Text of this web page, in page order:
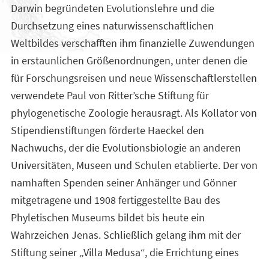
Darwin begründeten Evolutionslehre und die
Durchsetzung eines naturwissenschaftlichen
Weltbildes verschafften ihm finanzielle Zuwendungen
in erstaunlichen Größenordnungen, unter denen die
für Forschungsreisen und neue Wissenschaftlerstellen
verwendete Paul von Ritter’sche Stiftung für
phylogenetische Zoologie herausragt. Als Kollator von
Stipendienstiftungen förderte Haeckel den
Nachwuchs, der die Evolutionsbiologie an anderen
Universitäten, Museen und Schulen etablierte. Der von
namhaften Spenden seiner Anhänger und Gönner
mitgetragene und 1908 fertiggestellte Bau des
Phyletischen Museums bildet bis heute ein
Wahrzeichen Jenas. Schließlich gelang ihm mit der
Stiftung seiner „Villa Medusa“, die Errichtung eines